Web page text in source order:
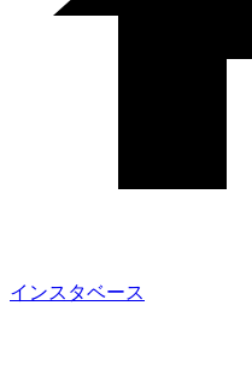
インスタベース